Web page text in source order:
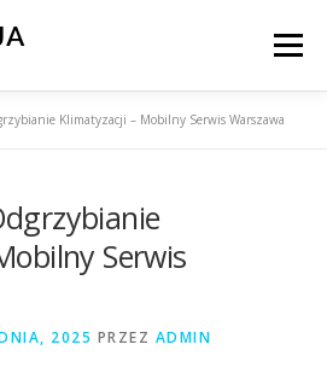
Menu
POD WARSZAWĄ
Klimatyzacji – Mobilny Serwis Warszawa
Serwis
2025 PRZEZ ADMIN